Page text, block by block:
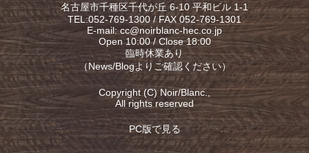
名古屋市千種区千代が丘 6-10 平和ビル 1-1
TEL:052-769-1300 / FAX 052-769-1301
E-mail: cc@noirblanc-hec.co.jp
Open 10:00 / Close 18:00
臨時休業あり
（News/Blogよりご確認ください）
Copyright (C) Noir/Blanc.,
All rights reserved
PC版で見る